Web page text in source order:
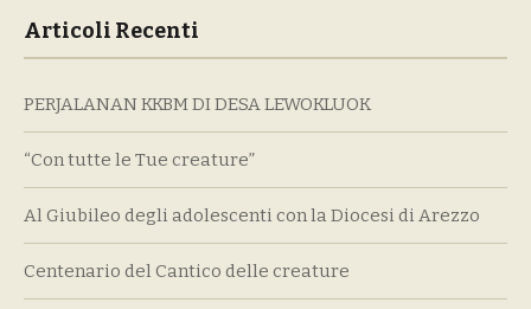
Articoli Recenti
PERJALANAN KKBM DI DESA LEWOKLUOK
“Con tutte le Tue creature”
Al Giubileo degli adolescenti con la Diocesi di Arezzo
Centenario del Cantico delle creature